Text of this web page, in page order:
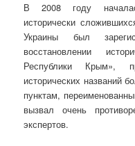
В 2008 году
исторически
Украины был
восстановлении
Республики Крым»,
исторических названий
пунктам,
вызвал очень
экспертов.